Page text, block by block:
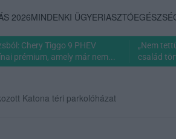
2026MINDENKI ÜGYERIASZTÓ
Chery Tiggo 9 PHEV
prémium, amely már nem...
„Nem
család
Katona téri parkolóházat